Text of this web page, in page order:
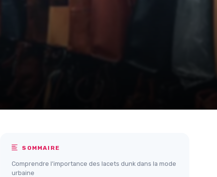
SOMMAIRE
Comprendre l’importance des lacets dunk dans la mode
urbaine